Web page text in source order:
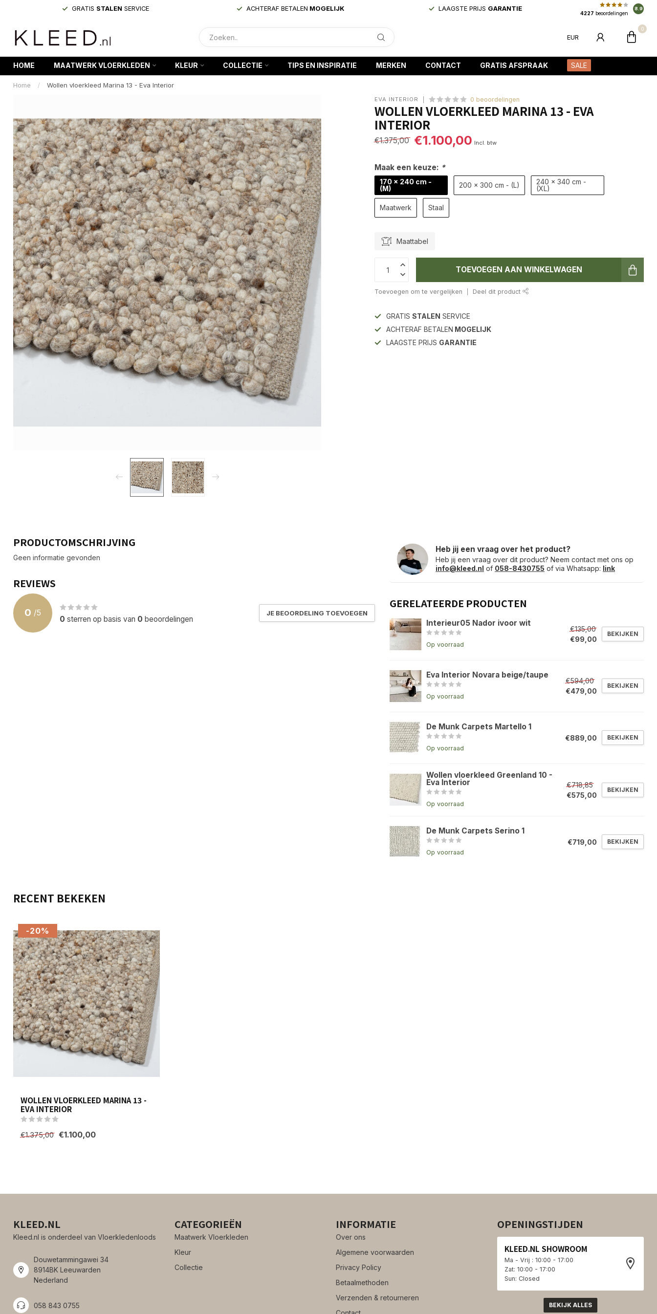
GRATIS STALEN SERVICE ACHTERAF BETALEN MOGELIJK LAAGSTE PRIJS GARANTIE
4227 beoordelingen
8.9
EUR
0
HOME MAATWERK VLOERKLEDEN KLEUR COLLECTIE TIPS EN INSPIRATIE MERKEN CONTACT GRATIS AFSPRAAK SALE
Home / Wollen vloerkleed Marina 13 - Eva Interior
EVA INTERIOR 0 beoordelingen
WOLLEN VLOERKLEED MARINA 13 - EVA
INTERIOR
€1.375,00 €1.100,00 Incl. btw
Maak een keuze: *
170 x 240 cm -
(M)
200 x 300 cm - (L)
240 x 340 cm -
(XL)
Maatwerk Staal
Maattabel
TOEVOEGEN AAN WINKELWAGEN
Toevoegen om te vergelijken Deel dit product
GRATISSTALEN SERVICE
ACHTERAF BETALEN MOGELIJK
LAAGSTE PRIJS GARANTIE
PRODUCTOMSCHRIJVING
Geen informatie gevonden
REVIEWS
0 /5
0 sterren op basis van 0 beoordelingen
JE BEOORDELING TOEVOEGEN
Heb jij een vraag over het product?
Heb jij een vraag over dit product? Neem contact met ons op
info@kleed.nl of 058-8430755 of via Whatsapp: link
GERELATEERDE PRODUCTEN
Interieur05 Nador ivoor wit
Op voorraad
€135,00
€99,00
BEKIJKEN
Eva Interior Novara beige/taupe
Op voorraad
€594,00
€479,00
BEKIJKEN
De Munk Carpets Martello 1
Op voorraad
€889,00 BEKIJKEN
Wollen vloerkleed Greenland 10 -
Eva Interior
Op voorraad
€718,85
€575,00
BEKIJKEN
De Munk Carpets Serino 1
Op voorraad
€719,00 BEKIJKEN
RECENT BEKEKEN
-20%
WOLLEN VLOERKLEED MARINA 13 -
EVA INTERIOR
€1.375,00 €1.100,00
KLEED.NL
Kleed.nl is onderdeel van Vloerkledenloods
Douwetammingawei 34
8914BK Leeuwarden
Nederland
058 843 0755
CATEGORIEËN
Maatwerk Vloerkleden
Kleur
Collectie
INFORMATIE
Over ons
Algemene voorwaarden
Privacy Policy
Betaalmethoden
Verzenden & retourneren
OPENINGSTIJDEN
KLEED.NL SHOWROOM
Ma - Vrij : 10:00 - 17:00
Zat: 10:00 - 17:00
Sun: Closed
BEKIJK ALLES